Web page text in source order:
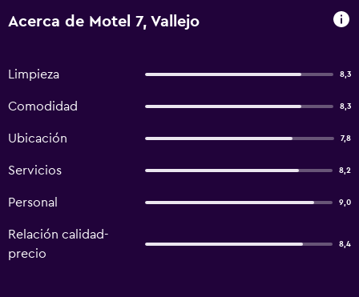
Acerca de Motel 7, Vallejo
Limpieza 8,3
Comodidad 8,3
Ubicación 7,8
Servicios 8,2
Personal 9,0
Relación calidad-
precio
8,4